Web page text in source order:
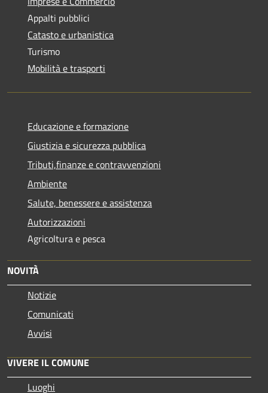
Appalti pubblici
Catasto e urbanistica
Turismo
Mobilità e trasporti
Educazione e formazione
Giustizia e sicurezza pubblica
Tributi,finanze e contravvenzioni
Ambiente
Salute, benessere e assistenza
Autorizzazioni
Agricoltura e pesca
NOVITÀ
Notizie
Comunicati
Avvisi
VIVERE IL COMUNE
Luoghi